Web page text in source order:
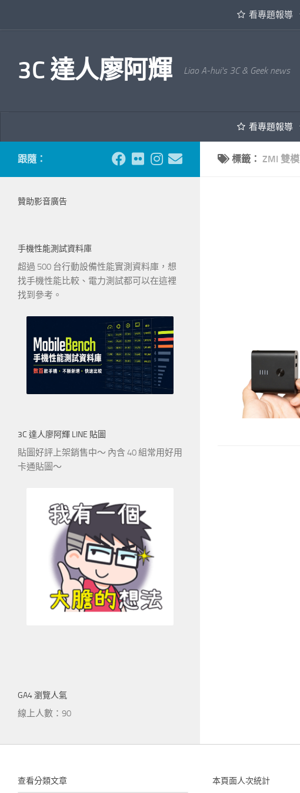
看專題報導
3C 達人廖阿輝 Liao A-hui's 3C & Geek news
看專題報導
標籤： ZMI 雙模
跟隨：
贊助影音廣告
手機性能測試資料庫
超過 500 台行動設備性能實測資料庫，想
找手機性能比較、電力測試都可以在這裡
找到參考。
3C 達人廖阿輝 LINE 貼圖
貼圖好評上架銷售中～ 內含 40 組常用好用
卡通貼圖～
GA4 瀏覽人氣
線上人數：90
查看分類文章 本頁面人次統計